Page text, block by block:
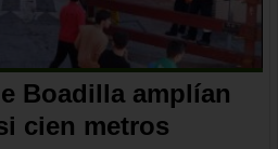
Boadilla amplían
cien metros